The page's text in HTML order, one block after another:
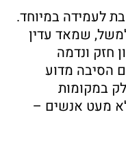
לעמידה במיוחד.
שמאד עדין
חזק ונדמה
הסיבה מדוע
במקומות
לא מעט אנשים –